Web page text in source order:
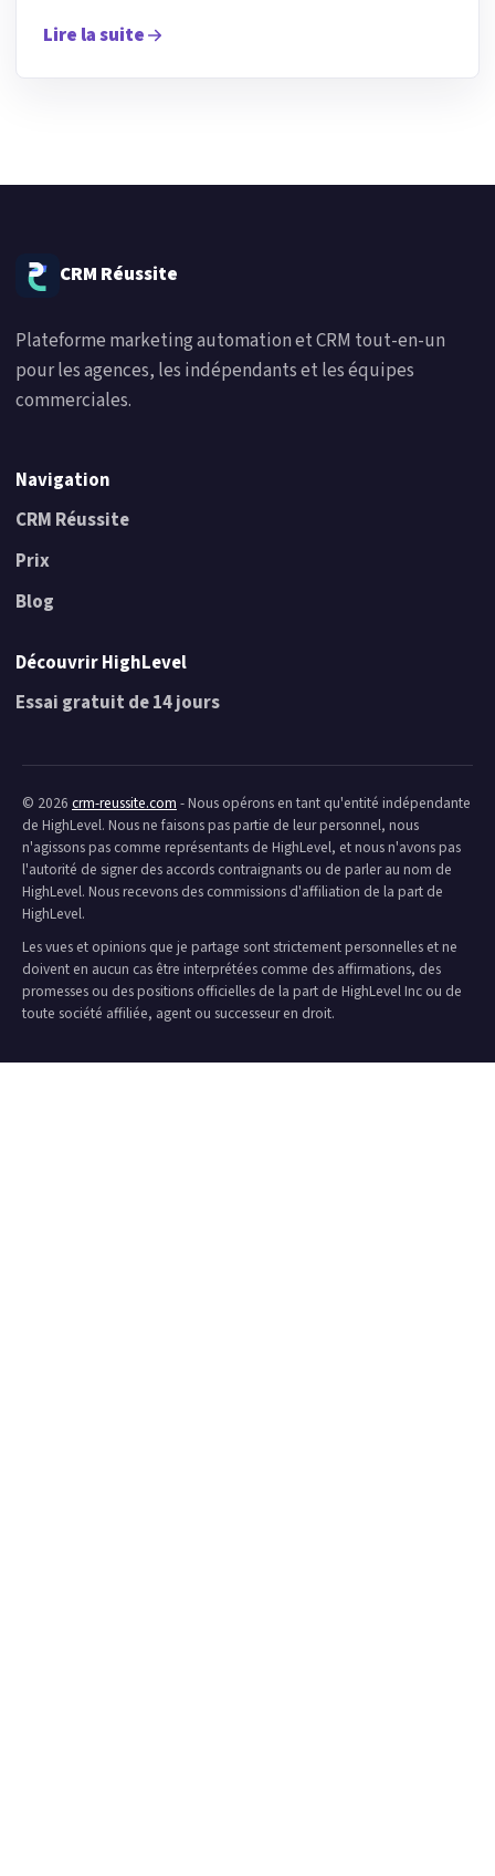
Lire la suite
CRM Réussite
Plateforme marketing automation et CRM tout-en-un
pour les agences, les indépendants et les équipes
commerciales.
Navigation
CRM Réussite
Prix
Blog
Découvrir HighLevel
Essai gratuit de 14 jours
© 2026 crm-reussite.com - Nous opérons en tant qu'entité indépendante
de HighLevel. Nous ne faisons pas partie de leur personnel, nous
n'agissons pas comme représentants de HighLevel, et nous n'avons pas
l'autorité de signer des accords contraignants ou de parler au nom de
HighLevel. Nous recevons des commissions d'affiliation de la part de
HighLevel.
Les vues et opinions que je partage sont strictement personnelles et ne
doivent en aucun cas être interprétées comme des affirmations, des
promesses ou des positions officielles de la part de HighLevel Inc ou de
toute société affiliée, agent ou successeur en droit.